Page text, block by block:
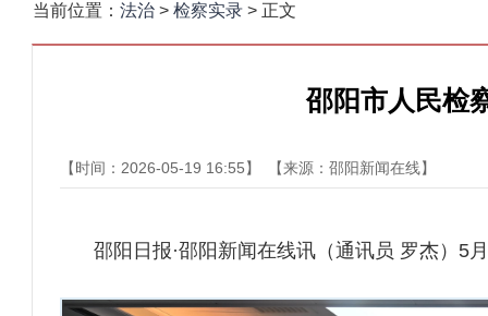
当前位置： 法治 > 检察实录 > 正文
邵阳市人民检
【时间：2026-05-19 16:55】 【来源：邵阳新闻在线】
邵阳日报·邵阳新闻在线讯（通讯员 罗杰）5